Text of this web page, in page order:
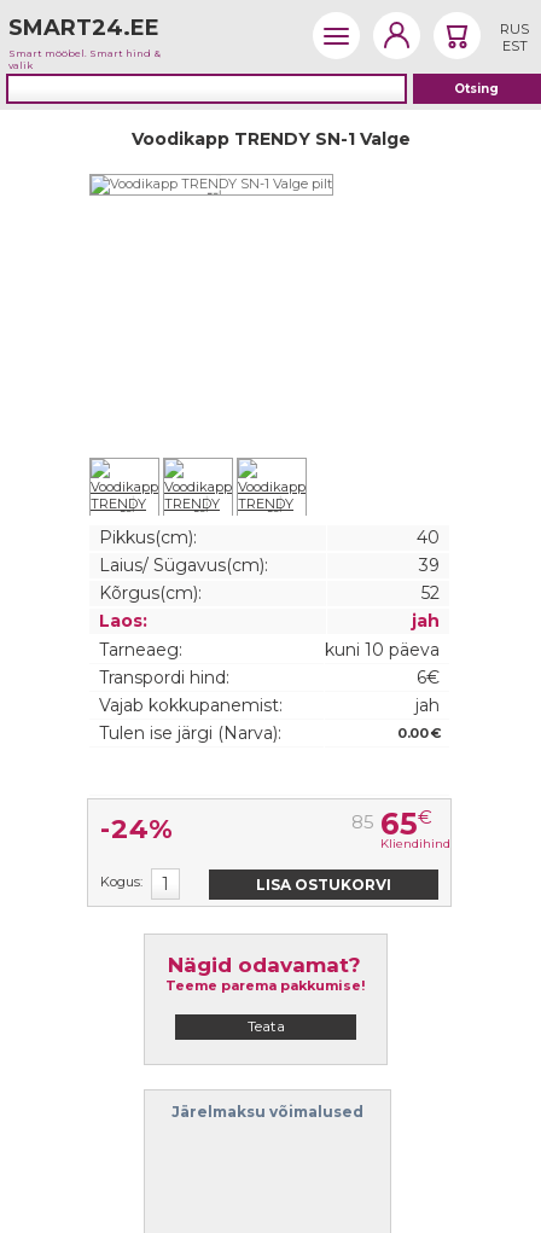
SMART24.EE
Smart mööbel. Smart hind &
valik
RUS
EST
Voodikapp TRENDY SN-1 Valge
Pikkus(cm):
40
Laius/ Sügavus(cm):
39
Kõrgus(cm):
52
Laos:
jah
Tarneaeg:
kuni 10 päeva
Transpordi hind:
6€
Vajab kokkupanemist:
jah
Tulen ise järgi (Narva):
0.00 €
-24% 65€
Kliendihind
85
Kogus:
Nägid odavamat?
Teeme parema pakkumise!
Teata
Järelmaksu võimalused